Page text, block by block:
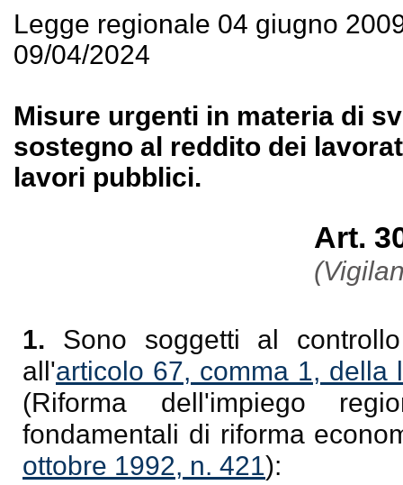
Legge regionale 04 giugno
09/04/2024
Misure urgenti in materia di
sostegno al reddito dei
lavori pubblici.
Art.
1. Sono soggetti al
all'articolo 67, comma 1,
(Riforma dell'impiego
fondamentali di riforma
ottobre 1992, n. 421):